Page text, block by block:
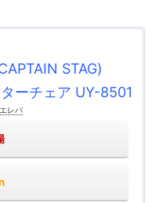
STAG)
ーチェア UY-8501
レバ